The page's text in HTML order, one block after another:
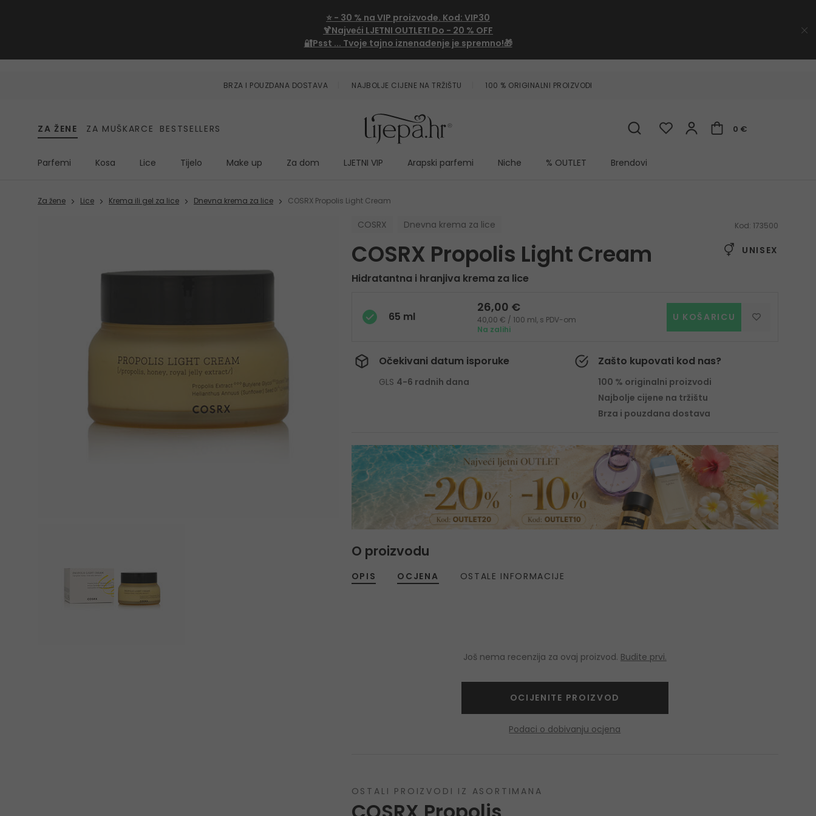
⭐ - 30 % na VIP proizvode. Kod: VIP30
🍹Najveći LJETNI OUTLET! Do - 20 % OFF
🔐Psst ... Tvoje tajno iznenađenje je spremno!🎁
BRZA I POUZDANA DOSTAVA NAJBOLJE CIJENE NA TRŽIŠTU 100 % ORIGINALNI PROIZVODI
ZA ŽENE ZA MUŠKARCE BESTSELLERS 0 €
Parfemi Kosa Lice Tijelo Make up Za dom LJETNI VIP Arapski parfemi Niche % OUTLET Brendovi
Za žene Lice Krema ili gel za lice Dnevna krema za lice COSRX Propolis Light Cream
COSRX Dnevna krema za lice Kod: 173500
COSRX Propolis Light Cream UNISEX
Hidratantna i hranjiva krema za lice
65 ml
26,00 €
40,00 € / 100 ml, s PDV-om
Na zalihi
U KOŠARICU
Očekivani datum isporuke
GLS 4-6 radnih dana
Zašto kupovati kod nas?
100 % originalni proizvodi
Najbolje cijene na tržištu
Brza i pouzdana dostava
O proizvodu
OPIS OCJENA
Još nema recenzija za ovaj proizvod. Budite prvi.
OCIJENITE PROIZVOD
Podaci o dobivanju ocjena
OSTALE INFORMACIJE
OSTALI PROIZVODI IZ ASORTIMANA